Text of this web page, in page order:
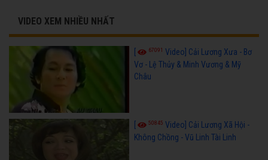
VIDEO XEM NHIỀU NHẤT
[ 67091 Video] Cải Lương Xưa - Bơ
Vơ - Lệ Thủy & Minh Vương & Mỹ
Châu
50845 Video] Cải Lương Xã Hội -
Không Chồng - Vũ Linh Tài Linh